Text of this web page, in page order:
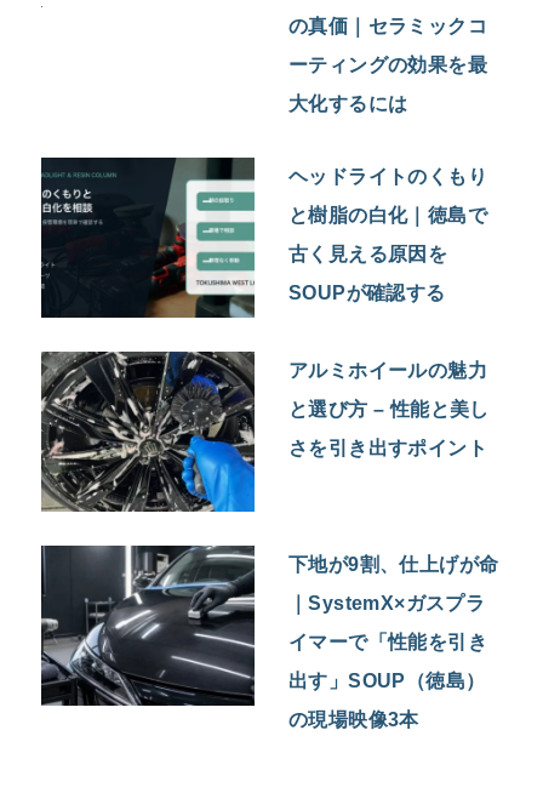
の真価｜セラミックコ
ーティングの効果を最
大化するには
ヘッドライトのくもり
と樹脂の白化｜徳島で
古く見える原因を
SOUPが確認する
アルミホイールの魅力
と選び方 – 性能と美し
さを引き出すポイント
下地が9割、仕上げが命
｜SystemX×ガスプラ
イマーで「性能を引き
出す」SOUP（徳島）
の現場映像3本